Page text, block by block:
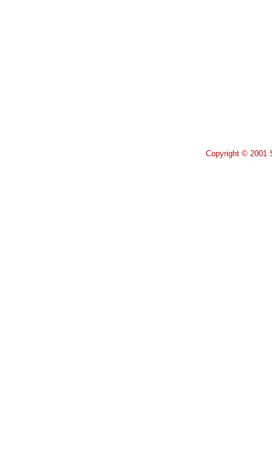
Copyright © 2001